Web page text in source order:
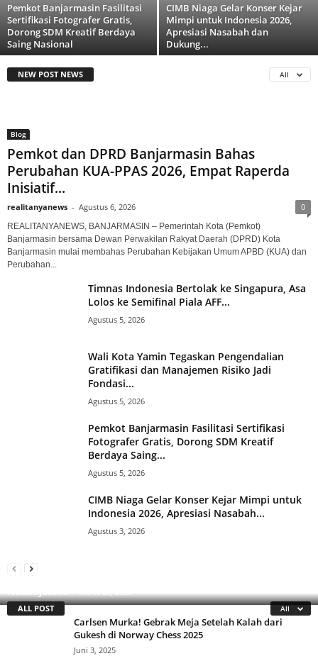
Pemkot Banjarmasin Fasilitasi
Sertifikasi Fotografer Gratis,
Dorong SDM Kreatif Berdaya
Saing Nasional
CIMB Niaga Gelar Konser Kejar
Mimpi untuk Indonesia 2026,
Apresiasi Nasabah dan
Dukung...
NEW POST NEWS All
Blog
Pemkot dan DPRD Banjarmasin Bahas
Perubahan KUA-PPAS 2026, Empat Raperda
Inisiatif...
realitanyanews - Agustus 6, 2026 0
REALITANYANEWS, BANJARMASIN – Pemerintah Kota (Pemkot)
Banjarmasin bersama Dewan Perwakilan Rakyat Daerah (DPRD) Kota
Banjarmasin mulai membahas Perubahan Kebijakan Umum APBD (KUA) dan
Perubahan...
Timnas Indonesia Bertolak ke Singapura, Asa
Lolos ke Semifinal Piala AFF...
Agustus 5, 2026
Wali Kota Yamin Tegaskan Pengendalian
Gratifikasi dan Manajemen Risiko Jadi
Fondasi...
Agustus 5, 2026
Pemkot Banjarmasin Fasilitasi Sertifikasi
Fotografer Gratis, Dorong SDM Kreatif
Berdaya Saing...
Agustus 5, 2026
CIMB Niaga Gelar Konser Kejar Mimpi untuk
Indonesia 2026, Apresiasi Nasabah...
Agustus 3, 2026
ALL POST All
realitanyanews
Indonesia Pertama yang Naik Podium di Moto3
Brasil
Carlsen Murka! Gebrak Meja Setelah Kalah dari
Gukesh di Norway Chess 2025
Juni 3, 2025